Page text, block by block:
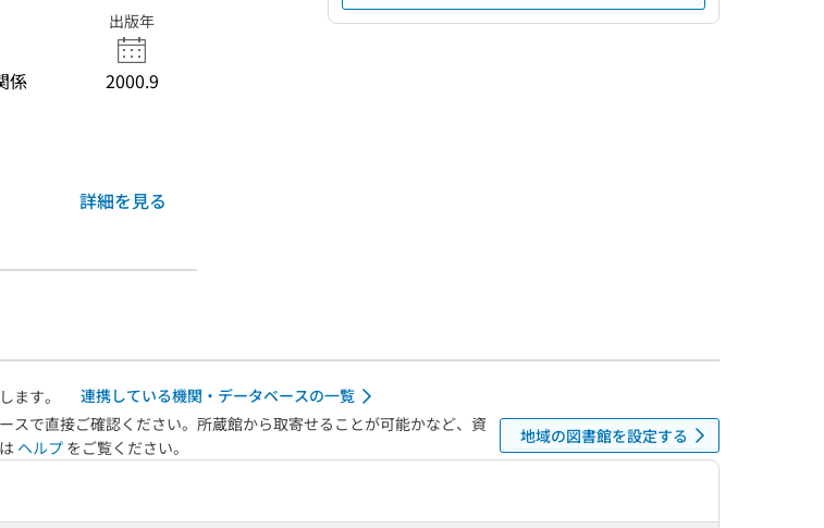
係
出版年
2000.9
詳細を見る
ます。
連携している機関・データベースの一覧
で直接ご確認ください。所蔵館から取寄せることが可能かなど、資
ヘルプ をご覧ください。
地域の図書館を設定する